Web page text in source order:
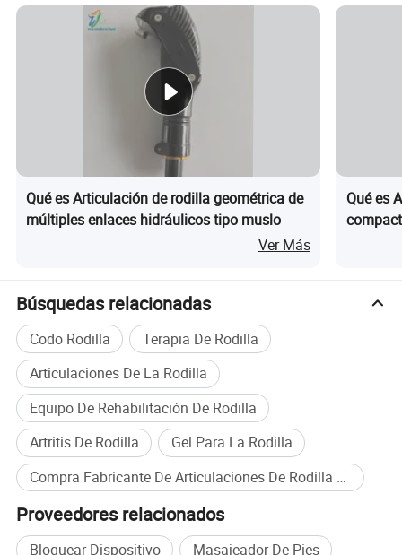
Qué es Articulación de rodilla geométrica de
múltiples enlaces hidráulicos tipo muslo
Ver Más
Qué es
Búsquedas relacionadas
Codo Rodilla
Terapia De Rodilla
Articulaciones De La Rodilla
Equipo De Rehabilitación De Rodilla
Artritis De Rodilla
Gel Para La Rodilla
Compra Fabricante De Articulaciones De Rodilla Ort&oacute;ticas al por mayor
Proveedores relacionados
Bloquear Dispositivo Masajeador De Pies